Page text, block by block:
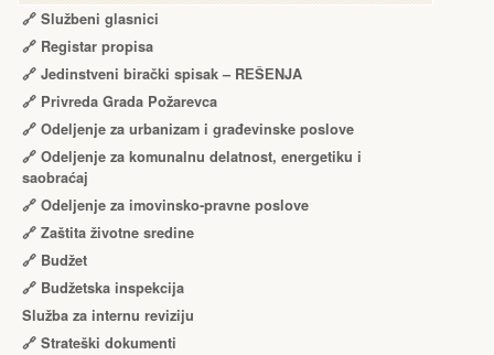
🔗 Službeni glasnici
🔗 Registar propisa
🔗 Jedinstveni birački spisak – RЕŠЕNJA
🔗 Privreda Grada Požarevca
🔗 Odeljenje za urbanizam i građevinske poslove
🔗 Odeljenje za komunalnu delatnost, energetiku i
saobraćaj
🔗 Odeljenje za imovinsko-pravne poslove
🔗 Zaštita životne sredine
🔗 Budžet
🔗 Budžetska inspekcija
Služba za internu reviziju
🔗 Strateški dokumenti